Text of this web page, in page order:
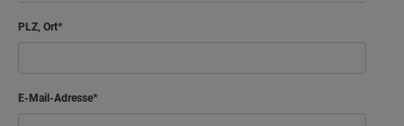
PLZ, Ort
E-Mail-Adresse